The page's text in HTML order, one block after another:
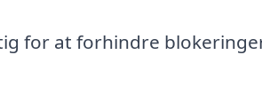
for at forhindre